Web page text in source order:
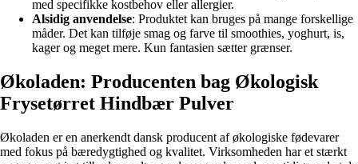
med specifikke kostbehov eller allergier.
Alsidig anvendelse: Produktet kan bruges på mange forskellige
måder. Det kan tilføje smag og farve til smoothies, yoghurt, is,
kager og meget mere. Kun fantasien sætter grænser.
Økoladen: Producenten bag Økologisk
Frysetørret Hindbær Pulver
Økoladen er en anerkendt dansk producent af økologiske fødevarer
med fokus på bæredygtighed og kvalitet. Virksomheden har et stærkt